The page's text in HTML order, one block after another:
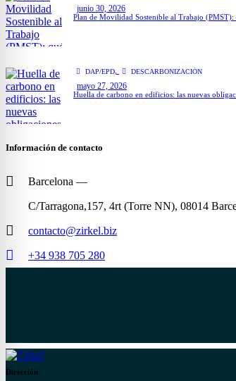
junio 30, 2026
Plan de Movilidad Sostenible al Trabajo
DAP/EPD DESCARBONIZACIÓN
mayo 27, 2026
Huella de carbono en edificios: las nuevas
Información de contacto
Barcelona —
C/Tarragona,157, 4rt (Torre NN), 08014
contacto@zirkel.biz
+34 938 705 280
Dirección